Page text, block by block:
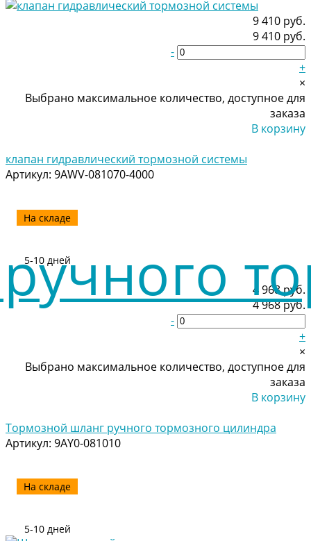
9 410 руб.
9 410 руб.
-
+
×
Выбрано максимальное количество, доступное для
заказа
В корзину
клапан гидравлический тормозной системы
Артикул: 9AWV-081070-4000
На складе
5-10 дней
4 968 руб.
4 968 руб.
-
+
×
Выбрано максимальное количество, доступное для
заказа
В корзину
Тормозной шланг ручного тормозного цилиндра
Артикул: 9AY0-081010
На складе
5-10 дней